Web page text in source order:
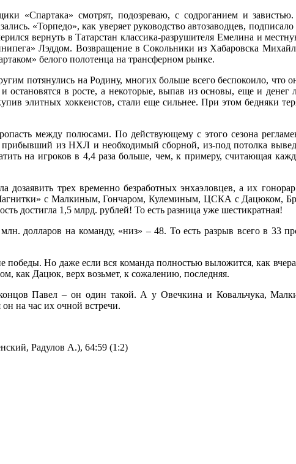
«Спартака» смотрят, подозреваю, с содроганием и
«Торпедо», как уверяет руководство автозаводцев,
вернуть в Татарстан классика-разрушителя Емелина и
Лэддом. Возвращение в Сокольники из Хабаровска
белого полотенца на трансферном рынке.
потянулись на Родину, многих больше всего беспокоило, что
остановятся в росте, а некоторые, выпав из основы, еще и денег
элитных хоккеистов, стали еще сильнее. При этом бедняки
между полюсами. По действующему с этого сезона
прибывший из НХЛ и необходимый сборной, из-под потолка
на игроков в 4,4 раза больше, чем, к примеру, считающая
трех временно безработных энхаэловцев, а их
с Малкиным, Гончаром, Кулеминым, ЦСКА с Дацюком,
достигла 1,5 млрд. рублей! То есть разница уже шестикратная!
долларов на команду, «низ» – 48. То есть разрыв всего в 33
победы. Но даже если вся команда полностью выложится, как
как Дацюк, верх возьмет, к сожалению, последняя.
Павел – он один такой. А у Овечкина и Ковальчука,
на час их очной встречи.
Радулов А.), 64:59 (1:2)